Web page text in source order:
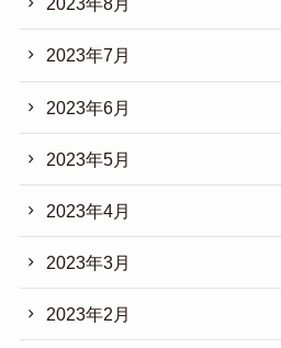
2023年7月
2023年6月
2023年5月
2023年4月
2023年3月
2023年2月